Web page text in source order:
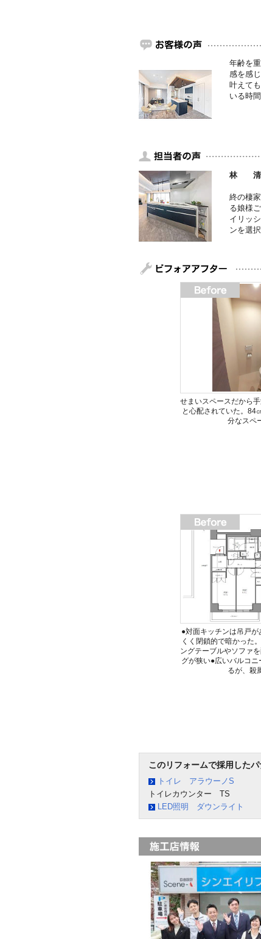
年齢を
感を感
叶えて
いる時
林 清
終の棲
る娘様
イリッ
ンを選
せまいスペースだから
と心配されていた。84
分なスペ
●対面キッチンは吊戸
くく閉鎖的で暗かった
ングテーブルやソファ
グが狭い●広いバルコ
るが、殺
このリフォームで採用した
トイレ アラウーノS
トイレカウンター TS
LED照明 ダウンライト